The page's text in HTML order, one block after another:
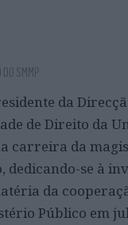
SMMP
da
de Direito da
carreira da
dedicando-se à
da
Público em